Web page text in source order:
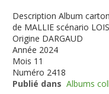
Description Album
de MALLIE scénario
Origine DARGAUD
Année 2024
Mois 11
Numéro 2418
Publié dans Albums